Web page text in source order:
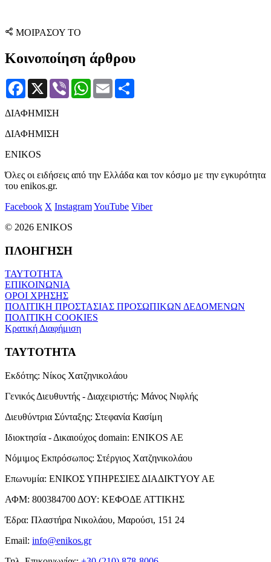
ΜΟΙΡΑΣΟΥ ΤΟ
Κοινοποίηση άρθρου
Facebook
X Viber WhatsApp
Email
ΔΙΑΦΗΜΙΣΗ
ΔΙΑΦΗΜΙΣΗ
ENIKOS
Όλες οι ειδήσεις από την Ελλάδα και τον κόσμο με την εγκυρότητα
του enikos.gr.
Facebook X InstagramYouTube Viber
© 2026 ENIKOS
ΠΛΟΗΓΗΣΗ
ΤΑΥΤΟΤΗΤΑ
ΕΠΙΚΟΙΝΩΝΙΑ
ΟΡΟΙ ΧΡΗΣΗΣ
ΠΟΛΙΤΙΚΗ ΠΡΟΣΤΑΣΙΑΣ ΠΡΟΣΩΠΙΚΩΝ ΔΕΔΟΜΕΝΩΝ
ΠΟΛΙΤΙΚΗ COOKIES
Κρατική Διαφήμιση
ΤΑΥΤΟΤΗΤΑ
Εκδότης: Νίκος Χατζηνικολάου
Γενικός Διευθυντής - Διαχειριστής: Μάνος Νιφλής
Διευθύντρια Σύνταξης: Στεφανία Κασίμη
Ιδιοκτησία - Δικαιούχος domain: ENIKOS AE
Νόμιμος Εκπρόσωπος: Στέργιος Χατζηνικολάου
Επωνυμία: ΕΝΙΚΟΣ ΥΠΗΡΕΣΙΕΣ ΔΙΑΔΙΚΤΥΟΥ ΑΕ
ΑΦΜ: 800384700 ΔΟΥ: ΚΕΦΟΔΕ ΑΤΤΙΚΗΣ
Έδρα: Πλαστήρα Νικολάου, Μαρούσι, 151 24
Email: info@enikos.gr